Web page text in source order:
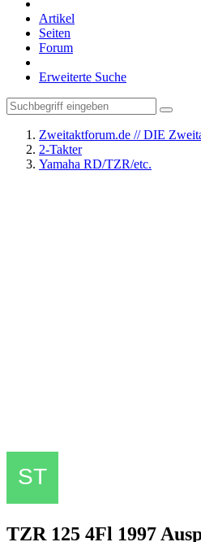
Artikel
Seiten
Forum
Erweiterte Suche
Zweitaktforum.de // DIE
2-Takter
Yamaha RD/TZR/etc.
TZR 125 4Fl 1997